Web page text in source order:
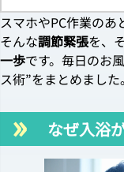
スマホやPC作業の
そんな調節緊張を、
一歩です。毎日のお
ス術”をまとめました。
なぜ入浴